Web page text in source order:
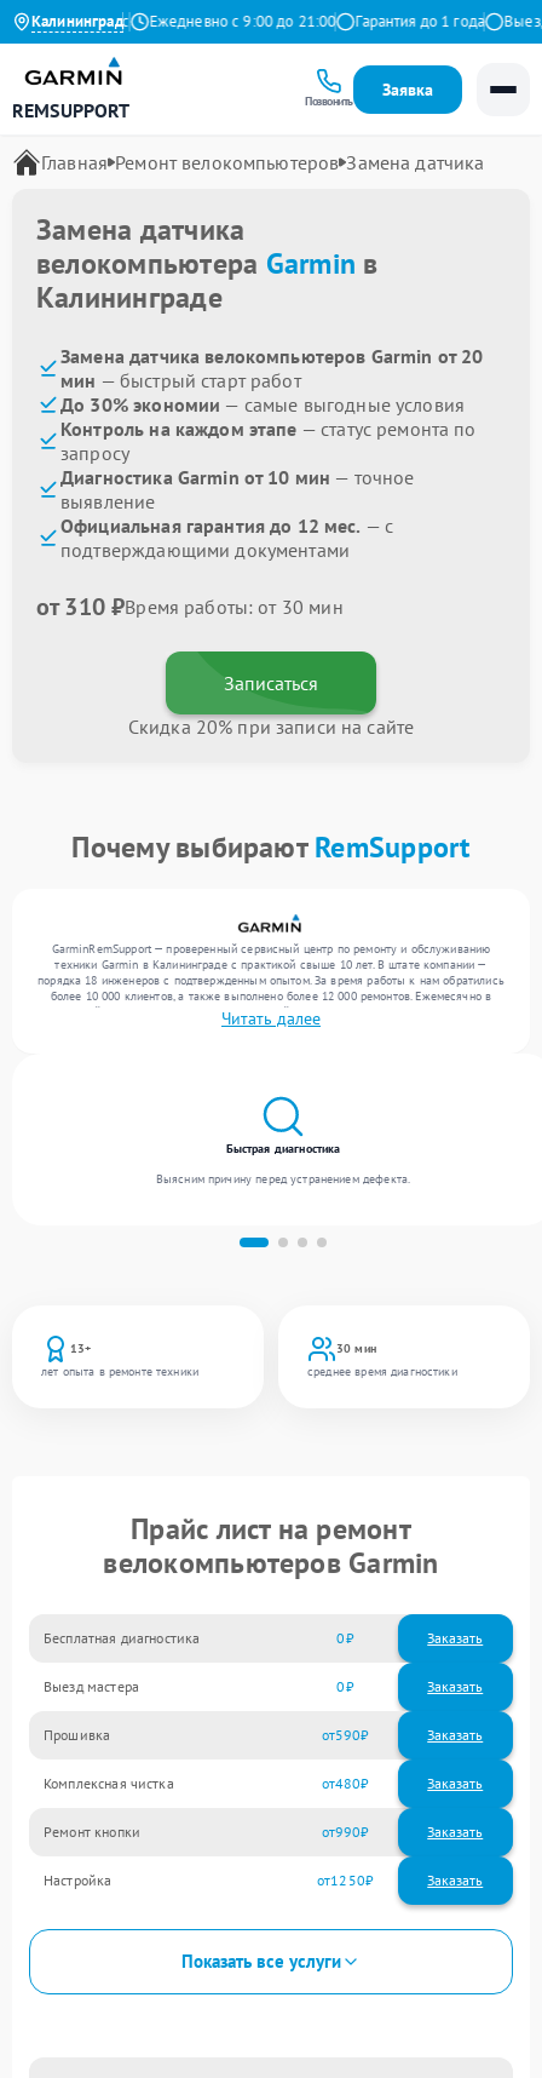
Калининград
4.9 на Яндекс Ежедневно с 9:00 до 21:00 Гарантия до 1 года Выезд
REMSUPPORT Позвонить
Заявка
Главная Ремонт велокомпьютеров Замена датчика
Замена датчика
велокомпьютера Garmin в
Калининграде
Замена датчика велокомпьютеров Garmin от 20
мин — быстрый старт работ
До 30% экономии — самые выгодные условия
Контроль на каждом этапе — статус ремонта по
запросу
Диагностика Garmin от 10 мин — точное
выявление
Официальная гарантия до 12 мес. — с
подтверждающими документами
от 310 ₽Время работы: от 30 мин
Записаться
Скидка 20% при записи на сайте
Почему выбираютRemSupport
GarminRemSupport — проверенный сервисный центр по ремонту и обслуживанию
техники Garmin в Калининграде с практикой свыше 10 лет. В штате компании —
порядка 18 инженеров с подтвержденным опытом. За время работы к нам обратились
более 10 000 клиентов, а также выполнено более 12 000 ремонтов. Ежемесячно в
сервисный центр поступает более 300 устройств, включая , , . Мы выполняем ремонт
различного уровня сложности и поддерживаем высокий стандарт качества благодаря
Читать далее
13+
лет опыта в ремонте техники
30 мин
среднее время диагностики
Быстрая диагностика
Выясним причину перед устранением дефекта.
Прайс лист на ремонт
велокомпьютеров Garmin
Бесплатная диагностика 0 Заказать
Выезд мастера 0 Заказать
Прошивка 590
Комплексная чистка 480
Ремонт кнопки 990
Настройка 1250
Показать все услуги